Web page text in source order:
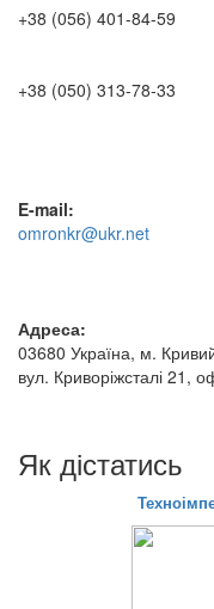
+38 (056) 401-84-59
+38 (050) 313-78-33
E-mail:
omronkr@ukr.net
Адреса:
03680 Україна, м.
вул. Криворіжсталі 21,
Як дістатись